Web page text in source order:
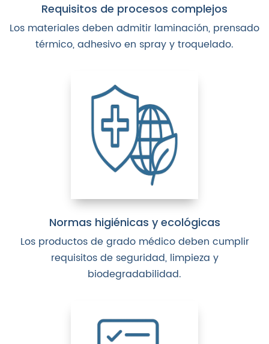
Requisitos de procesos complejos
Los materiales deben admitir laminación, prensado
térmico, adhesivo en spray y troquelado.
Normas higiénicas y ecológicas
Los productos de grado médico deben cumplir
requisitos de seguridad, limpieza y
biodegradabilidad.